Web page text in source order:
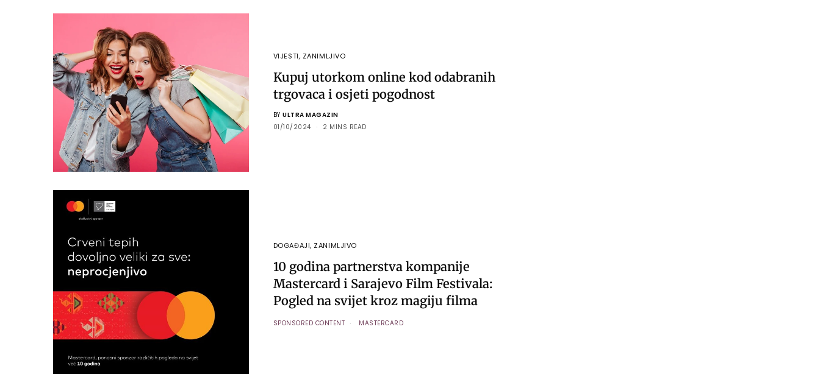
VIJESTI, ZANIMLJIVO
Kupuj utorkom online kod odabranih
trgovaca i osjeti pogodnost
BY ULTRA MAGAZIN
01/10/2024
2 MINS READ
DOGAĐAJI, ZANIMLJIVO
10 godina partnerstva kompanije
Mastercard i Sarajevo Film Festivala:
Pogled na svijet kroz magiju filma
SPONSORED CONTENT MASTERCARD